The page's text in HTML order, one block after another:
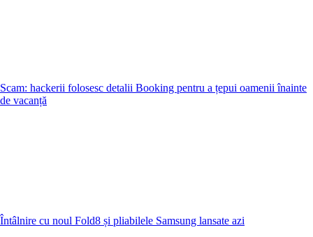
Scam: hackerii folosesc detalii Booking pentru a țepui oamenii înainte
de vacanță
Întâlnire cu noul Fold8 și pliabilele Samsung lansate azi